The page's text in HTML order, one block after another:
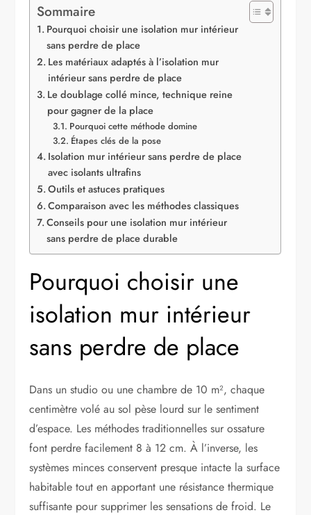
Sommaire
Pourquoi choisir une isolation mur intérieur
sans perdre de place
Les matériaux adaptés à l’isolation mur
intérieur sans perdre de place
Le doublage collé mince, technique reine
pour gagner de la place
Pourquoi cette méthode domine
Étapes clés de la pose
Isolation mur intérieur sans perdre de place
avec isolants ultrafins
Outils et astuces pratiques
Comparaison avec les méthodes classiques
Conseils pour une isolation mur intérieur
sans perdre de place durable
Pourquoi choisir une
isolation mur intérieur
sans perdre de place
Dans un studio ou une chambre de 10 m², chaque
centimètre volé au sol pèse lourd sur le sentiment
d’espace. Les méthodes traditionnelles sur ossature
font perdre facilement 8 à 12 cm. À l’inverse, les
systèmes minces conservent presque intacte la surface
habitable tout en apportant une résistance thermique
suffisante pour supprimer les sensations de froid. Le